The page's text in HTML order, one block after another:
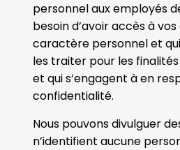
personnel aux employés
besoin d’avoir accès à
caractère personnel et
les traiter pour les
et qui s’engagent à en
confidentialité.
Nous pouvons divulguer
n’identifient aucune